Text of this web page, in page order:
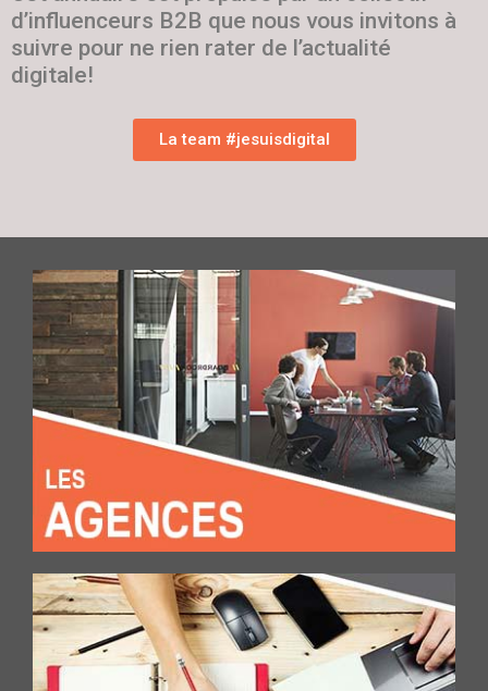
d’influenceurs B2B que nous vous invitons à
suivre pour ne rien rater de l’actualité
digitale!
La team #jesuisdigital